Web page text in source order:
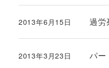
過労
投稿日
2013年6月15日
パ
投稿日
2013年3月23日